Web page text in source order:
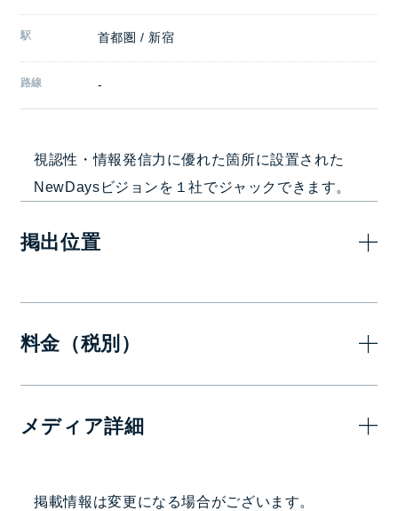
駅 首都圏 / 新宿
路線 -
視認性・情報発信力に優れた箇所に設置された
NewDaysビジョンを１社でジャックできます。
掲出位置
料金（税別）
7日(1週間) 14日
1社ジャック
メディア詳細
掲載情報は変更になる場合がございます。